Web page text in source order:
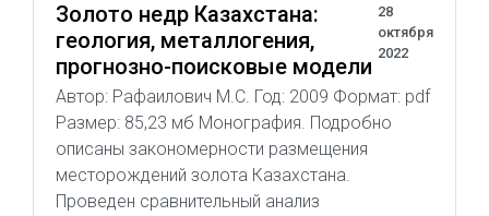
Золото недр Казахстана:
геология, металлогения,
прогнозно-поисковые модели
28
октября
2022
Автор: Рафаилович М.С. Год: 2009 Формат: pdf
Размер: 85,23 мб Монография. Подробно
описаны закономерности размещения
месторождений золота Казахстана.
Проведен сравнительный анализ